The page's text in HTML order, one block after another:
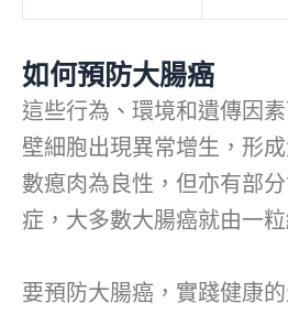
如何預防大腸癌
這些行為、環境和遺傳因
壁細胞出現異常增生，形
數瘜肉為良性，但亦有部
症，大多數大腸癌就由一
要預防大腸癌，實踐健康